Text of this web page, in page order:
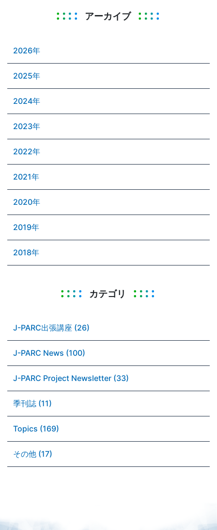
アーカイブ
2026年
2025年
2024年
2023年
2022年
2021年
2020年
2019年
2018年
カテゴリ
J-PARC出張講座 (26)
J-PARC News (100)
J-PARC Project Newsletter (33)
季刊誌 (11)
Topics (169)
その他 (17)